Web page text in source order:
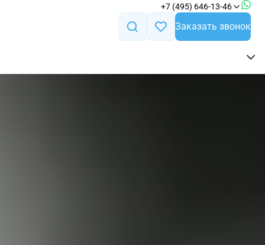
+7 (495) 646-13-46
Заказать звонок